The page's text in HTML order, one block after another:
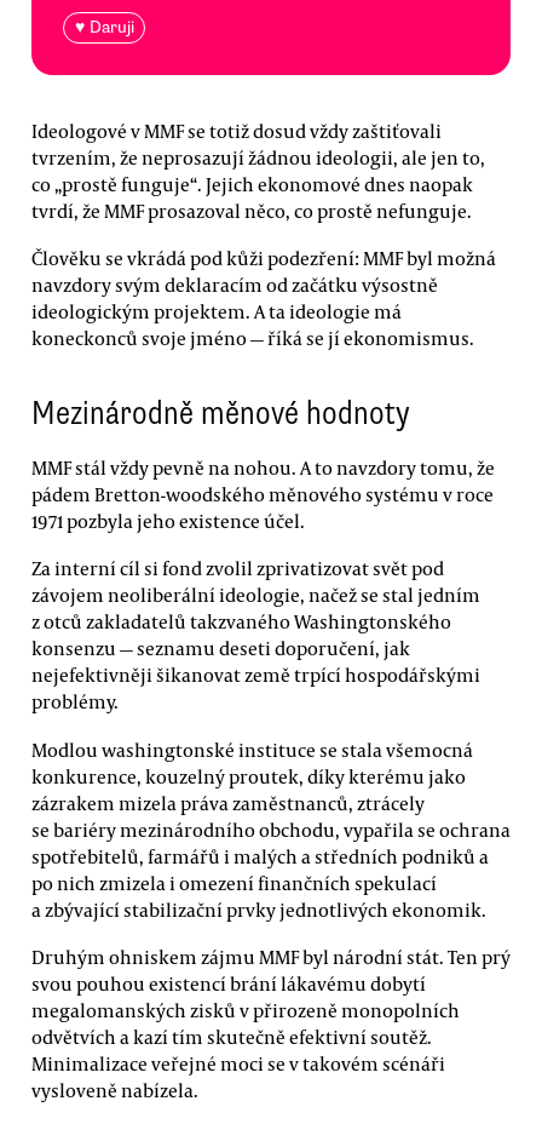
♥ Daruji
Ideologové v MMF se totiž dosud vždy zaštiťovali
tvrzením, že neprosazují žádnou ideologii, ale jen to,
co „prostě funguje“. Jejich ekonomové dnes naopak
tvrdí, že MMF prosazoval něco, co prostě nefunguje.
Člověku se vkrádá pod kůži podezření: MMF byl možná
navzdory svým deklaracím od začátku výsostně
ideologickým projektem. A ta ideologie má
koneckonců svoje jméno — říká se jí ekonomismus.
Mezinárodně měnové hodnoty
MMF stál vždy pevně na nohou. A to navzdory tomu, že
pádem Bretton-woodského měnového systému v roce
1971 pozbyla jeho existence účel.
Za interní cíl si fond zvolil zprivatizovat svět pod
závojem neoliberální ideologie, načež se stal jedním
z otců zakladatelů takzvaného Washingtonského
konsenzu — seznamu deseti doporučení, jak
nejefektivněji šikanovat země trpící hospodářskými
problémy.
Modlou washingtonské instituce se stala všemocná
konkurence, kouzelný proutek, díky kterému jako
zázrakem mizela práva zaměstnanců, ztrácely
se bariéry mezinárodního obchodu, vypařila se ochrana
spotřebitelů, farmářů i malých a středních podniků a
po nich zmizela i omezení finančních spekulací
a zbývající stabilizační prvky jednotlivých ekonomik.
Druhým ohniskem zájmu MMF byl národní stát. Ten prý
svou pouhou existencí brání lákavému dobytí
megalomanských zisků v přirozeně monopolních
odvětvích a kazí tím skutečně efektivní soutěž.
Minimalizace veřejné moci se v takovém scénáři
vysloveně nabízela.